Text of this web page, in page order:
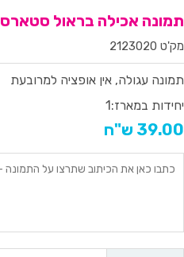
תמונה אכילה בראול סטארס 100
מק'ט 2123020
תמונה עגולה, אין אופציה למרובעת
יחידות במארז:1
39.00 ש"ח